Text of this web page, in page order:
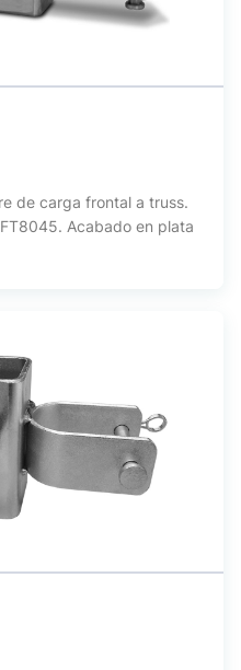
de carga frontal a truss.
Acabado en plata